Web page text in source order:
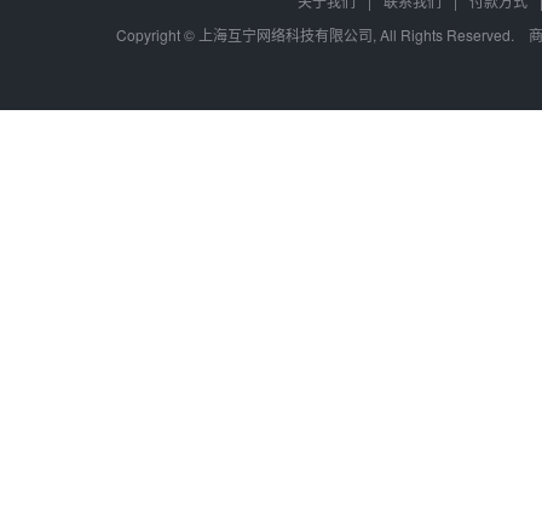
Copyright © 上海互宁网络科技有限公司, All Rights Reserved.